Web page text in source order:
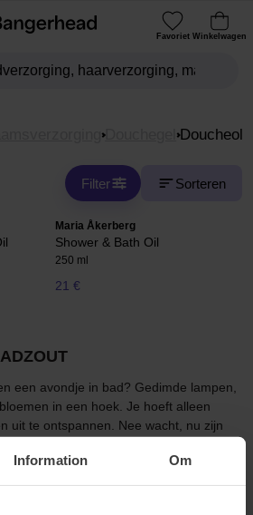
Information Om
Favoriet Winkelwagen
Douchegel
Filter Sorteren
Maria Åkerberg
Shower & Bath Oil
250 ml
21 €
een avondje in bad? Gedimde lampen,
in een hoek. Je hoeft alleen
uit te ontspannen. Nee wacht, nu zijn
Bij Bangerhead vind je deze
Brown en Decléor.